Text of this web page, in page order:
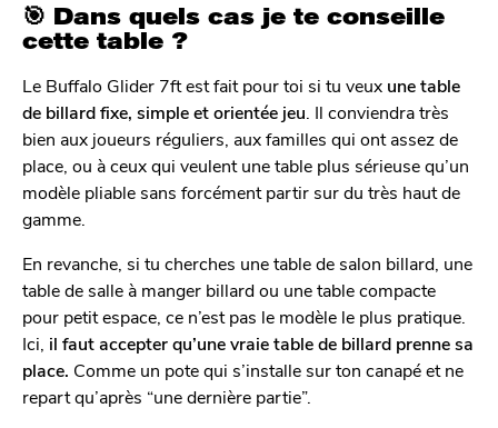
🎯 Dans quels cas je te conseille
cette table ?
Le Buffalo Glider 7ft est fait pour toi si tu veux une table
de billard fixe, simple et orientée jeu . Il conviendra très
bien aux joueurs réguliers, aux familles qui ont assez de
place, ou à ceux qui veulent une table plus sérieuse qu’un
modèle pliable sans forcément partir sur du très haut de
gamme.
En revanche, si tu cherches une table de salon billard, une
table de salle à manger billard ou une table compacte
pour petit espace, ce n’est pas le modèle le plus pratique.
Ici, il faut accepter qu’une vraie table de billard prenne sa
place. Comme un pote qui s’installe sur ton canapé et ne
repart qu’après “une dernière partie”.